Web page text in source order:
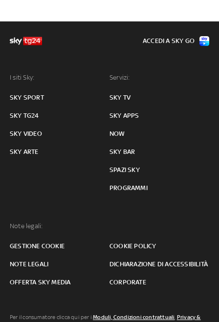
I siti Sky:
SKY SPORT
SKY TG24
SKY VIDEO
SKY ARTE
Servizi:
SKY TV
SKY APPS
NOW
SKY BAR
SPAZI SKY
PROGRAMMI
Note legali:
GESTIONE COOKIE COOKIE POLICY
NOTE LEGALI DICHIARAZIONE DI ACCESSIBILITÀ
OFFERTA SKY MEDIA CORPORATE
ACCEDI A SKY GO
Per il consumatore clicca qui per iModuli, Condizioni contrattuali, Privacy &